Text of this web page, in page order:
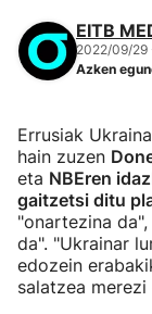
EITB
2022/09/29
Azken
Errusiak
hain zuzen
eta NBEren
gaitzetsi ditu
"onartezina
da". "Ukrainar
edozein
salatzea